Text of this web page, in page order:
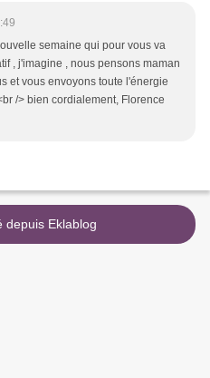
semaine qui pour vous va
, j'imagine , nous pensons maman
et vous envoyons toute l'énergie
/> bien cordialement, Florence
< Article publié depuis Eklablog